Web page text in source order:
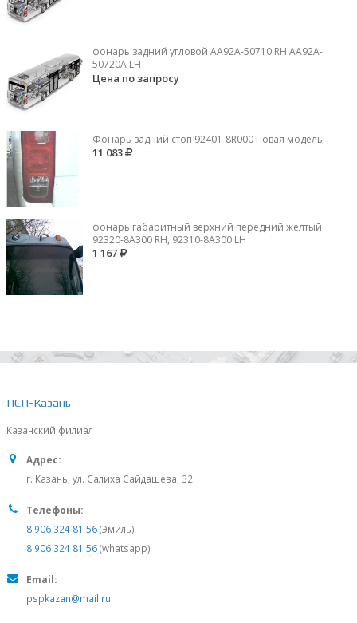
фонарь задний угловой AA92A-50710 RH AA92A-
50720A LH
Цена по запросу
Фонарь задний стоп 92401-8R000 новая модель
11 083
фонарь габаритный верхний передний желтый
92320-8A300 RH, 92310-8А300 LH
1 167
ПСП-Казань
Казанский филиал
Адрес:
г. Казань, ул. Салиха Сайдашева, 32
Телефоны:
8 906 324 81 56(Эмиль)
8 906 324 81 56(whatsapp)
Email:
pspkazan@mail.ru